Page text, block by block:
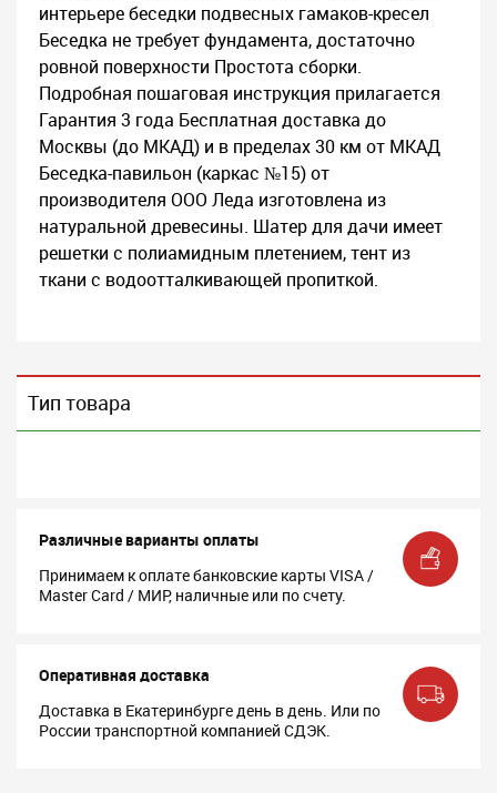
интерьере беседки подвесных гамаков-кресел
Беседка не требует фундамента, достаточно
ровной поверхности Простота сборки.
Подробная пошаговая инструкция прилагается
Гарантия 3 года Бесплатная доставка до
Москвы (до МКАД) и в пределах 30 км от МКАД
Беседка-павильон (каркас №15) от
производителя ООО Леда изготовлена из
натуральной древесины. Шатер для дачи имеет
решетки с полиамидным плетением, тент из
ткани с водоотталкивающей пропиткой.
Тип товара
Различные варианты оплаты
Принимаем к оплате банковские карты VISA /
Master Card / МИР, наличные или по счету.
Оперативная доставка
Доставка в Екатеринбурге день в день. Или по
России транспортной компанией СДЭК.